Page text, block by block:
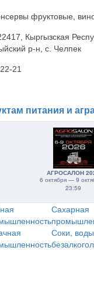
фруктовые,
Кыргызская
р-н, с. Челпек
21
питания и
АГРОСАЛОН
6 октября — 9
23:59
Сахарная
Соки,